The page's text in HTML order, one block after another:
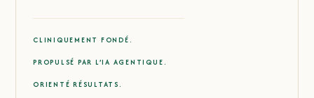
CLINIQUEMENT FONDÉ.
PROPULSÉ PAR L’IA AGENTIQUE.
ORIENTÉ RÉSULTATS.